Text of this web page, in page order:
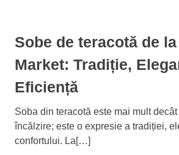
Sobe de teracotă de
Market: Tradiție,
Eficiență
Soba din teracotă este mai mult
încălzire; este o expresie a tradiției,
confortului. La[…]